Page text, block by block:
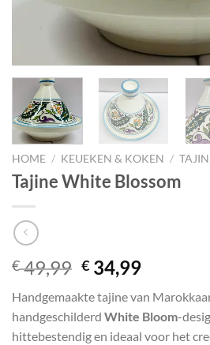
HOME / KEUEKEN & KOKEN /
Tajine White Blossom
€49,99 Original
price
was:
€ 49,99.
€ 34,99Current
is:
€ 34,99.
Handgemaakte tajine van
handgeschilderd White Bloom-
hittebestendig en ideaal voor het